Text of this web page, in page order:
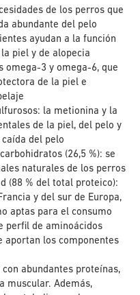
de los perros que
abundante del pelo
ayudan a la función
piel y de alopecia
omega-3 y omega-6, que
de la piel e
la metionina y la
de la piel, del pelo y
del pelo
(26,5 %): se
naturales de los perros
(88 % del total proteico):
y del sur de Europa,
aptas para el consumo
perfil de aminoácidos
aportan los componentes
abundantes proteínas,
muscular. Además,